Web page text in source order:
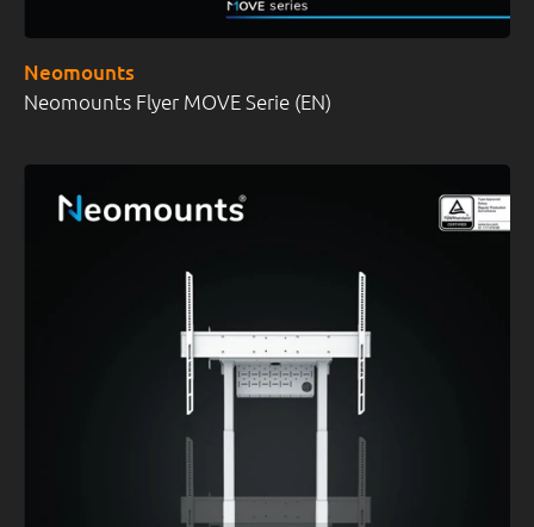
Neomounts Flyer MOVE Serie (EN)
Neomounts